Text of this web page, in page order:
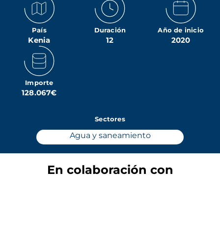
País
Kenia
Duración
12
Año de inicio
2020
Importe
128.067€
Sectores
Agua y saneamiento
En colaboración con